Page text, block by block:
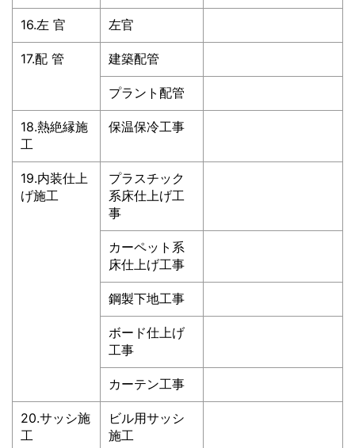
16.左 官 左官
17.配 管 建築配管
プラント配管
18.熱絶縁施
工
保温保冷工事
19.内装仕上
げ施工
プラスチック
系床仕上げ工
事
カーペット系
床仕上げ工事
鋼製下地工事
ボード仕上げ
工事
カーテン工事
20.サッシ施
工
ビル用サッシ
施工